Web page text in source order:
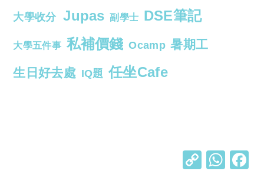
大學收分 Jupas 副學士 DSE筆記
大學五件事 私補價錢 Ocamp 暑期工
生日好去處 IQ題 任坐Cafe
C W